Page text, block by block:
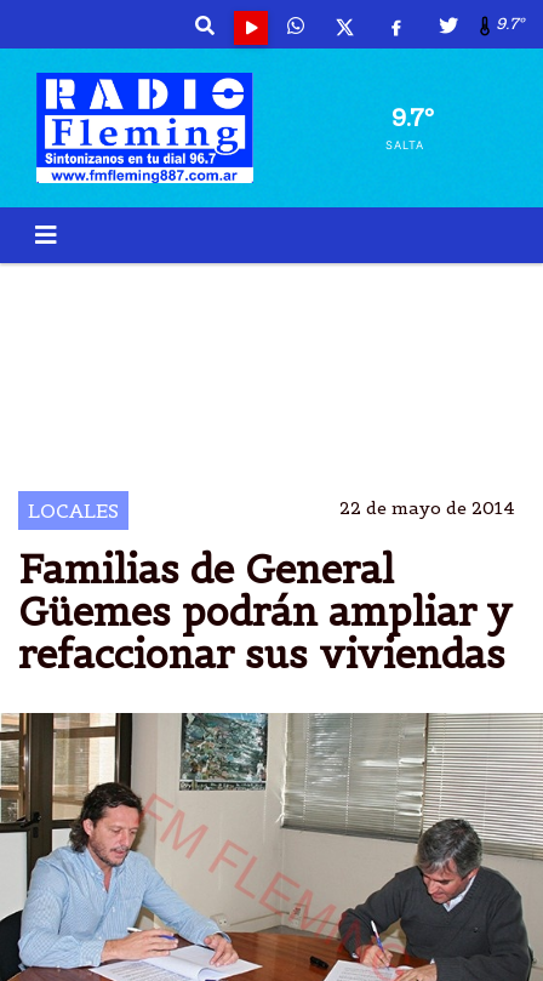
9.7º
9.7º
SALTA
LOCALES 22 de mayo de 2014
Familias de General
Güemes podrán ampliar y
refaccionar sus viviendas